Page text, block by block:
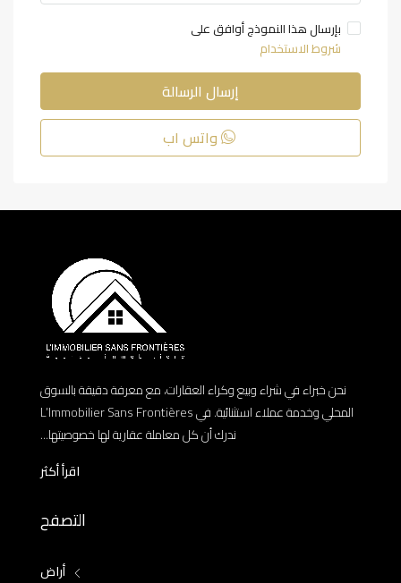
بإرسال هذا النموذج أوافق على
شروط الاستخدام
إرسال الرسالة
واتس اب
نحن خبراء في شراء وبيع وكراء العقارات، مع معرفة دقيقة بالسوق
المحلي وخدمة عملاء استثنائية. في L’Immobilier Sans Frontières
ندرك أن كل معاملة عقارية لها خصوصيتها...
اقرأ أكثر
التصفح
أراض